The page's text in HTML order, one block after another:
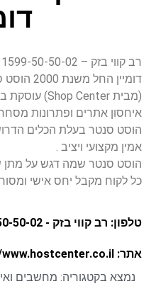
דומיין החל משנת 2000 הוסט סנטר
(מבית Shop Center) עוסקת במתן פתרונות
איחסון אתרים ופתרונות
הוסט סנטר בעלת הכלים
אמין מקצועי ויציב .
הוסט סנטר שמה דגש על מתן
כל לקוח מקבל יחס אישי
טלפון: רב קווי בזק - 1599-50-50-02
אתר: http://www.hostcenter.co.il
נמצא בקטגוריה: מחשבים